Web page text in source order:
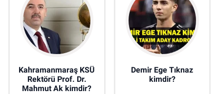
Kahramanmaraş KSÜ
Rektörü Prof. Dr.
Mahmut Ak kimdir?
Demir Ege Tıknaz
kimdir?